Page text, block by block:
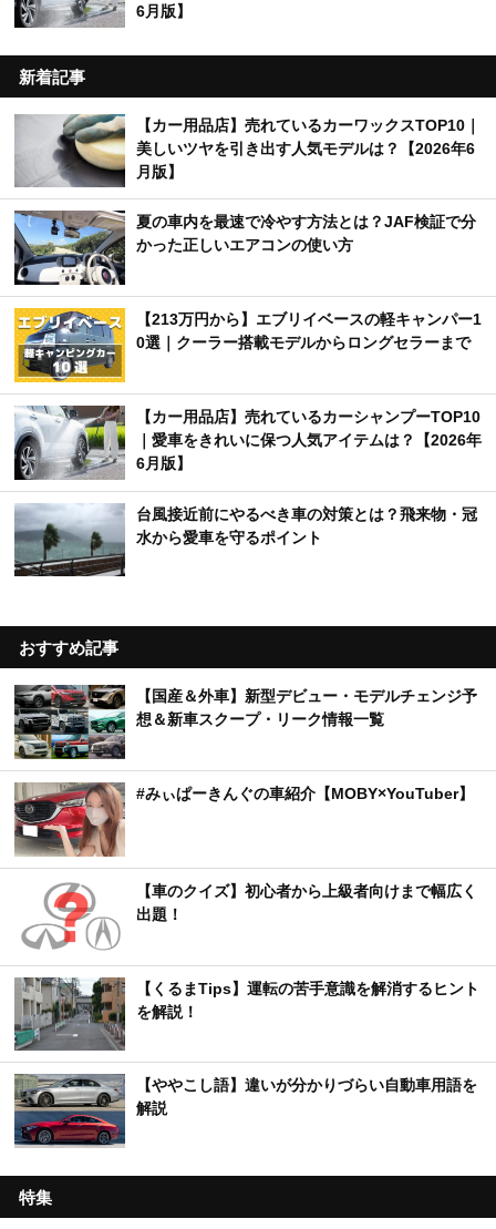
6月版】
新着記事
【カー用品店】売れているカーワックスTOP10｜
美しいツヤを引き出す人気モデルは？【2026年6
月版】
夏の車内を最速で冷やす方法とは？JAF検証で分
かった正しいエアコンの使い方
【213万円から】エブリイベースの軽キャンパー1
0選｜クーラー搭載モデルからロングセラーまで
【カー用品店】売れているカーシャンプーTOP10
｜愛車をきれいに保つ人気アイテムは？【2026年
6月版】
台風接近前にやるべき車の対策とは？飛来物・冠
水から愛車を守るポイント
おすすめ記事
【国産＆外車】新型デビュー・モデルチェンジ予
想＆新車スクープ・リーク情報一覧
#みぃぱーきんぐの車紹介【MOBY×YouTuber】
【車のクイズ】初心者から上級者向けまで幅広く
出題！
【くるまTips】運転の苦手意識を解消するヒント
を解説！
【ややこし語】違いが分かりづらい自動車用語を
解説
特集